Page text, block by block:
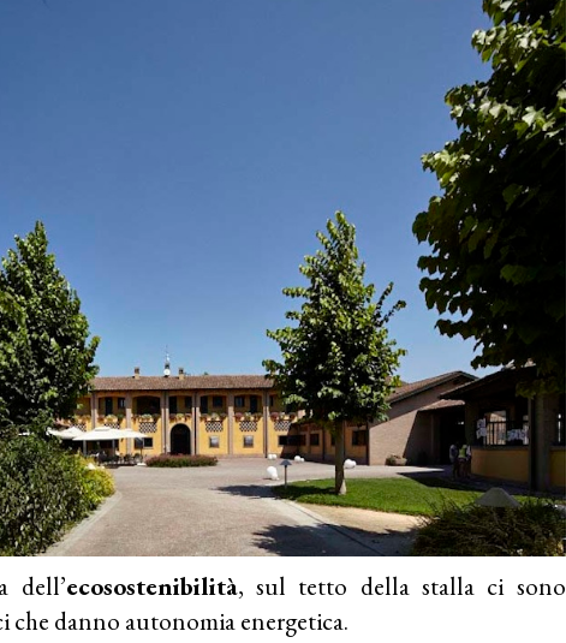
dell’ecosostenibilità, sul tetto della stalla ci sono
danno autonomia energetica.